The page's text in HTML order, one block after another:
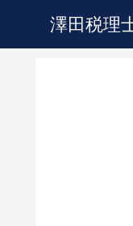
澤田税理